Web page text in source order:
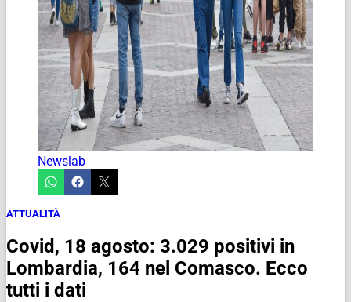
Newslab
ATTUALITÀ
Covid, 18 agosto: 3.029 positivi in
Lombardia, 164 nel Comasco. Ecco
tutti i dati